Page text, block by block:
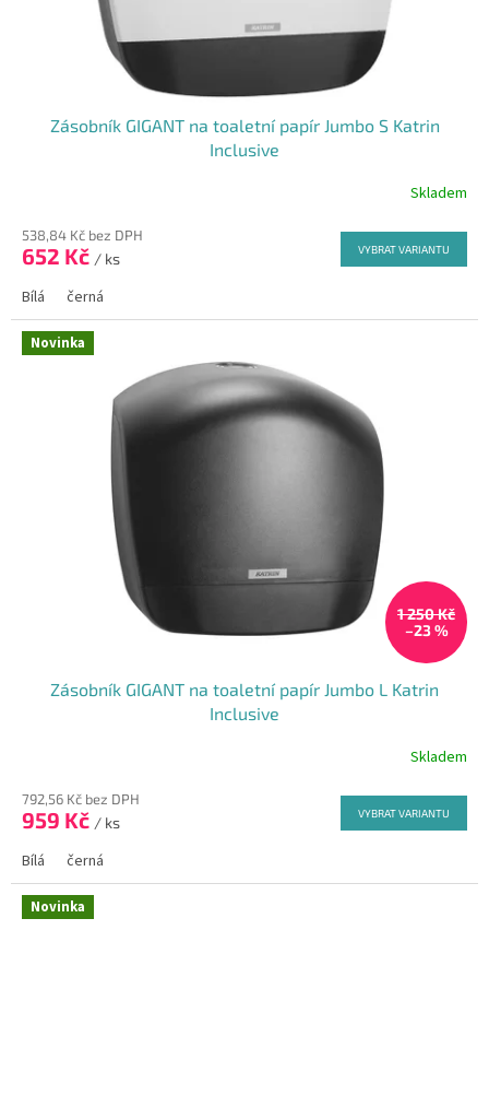
Zásobník GIGANT na toaletní papír Jumbo S Katrin
Inclusive
Skladem
538,84 Kč bez DPH
652 Kč / ks VYBRAT VARIANTU
Bílá černá
Novinka
1 250 Kč
–23 %
Zásobník GIGANT na toaletní papír Jumbo L Katrin
Inclusive
produktu
je
z
5
hvězdiček.
Skladem
792,56 Kč bez DPH
959 Kč / ks VYBRAT VARIANTU
Bílá černá
Novinka